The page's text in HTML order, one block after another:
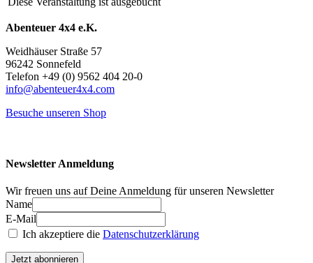
Abenteuer 4x4 e.K.
Weidhäuser Straße 57
96242 Sonnefeld
Telefon +49 (0) 9562 404 20-0
info@abenteuer4x4.com
Besuche unseren Shop
Newsletter Anmeldung
Wir freuen uns auf Deine Anmeldung für unseren Newsletter
Name
E-Mail
Ich akzeptiere die Datenschutzerklärung